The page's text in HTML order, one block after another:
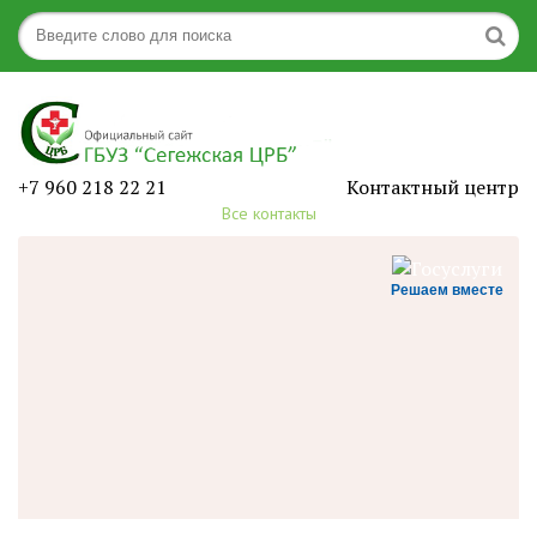
+7 960 218 22 21 Контактный центр
Все контакты
Решаем вместе